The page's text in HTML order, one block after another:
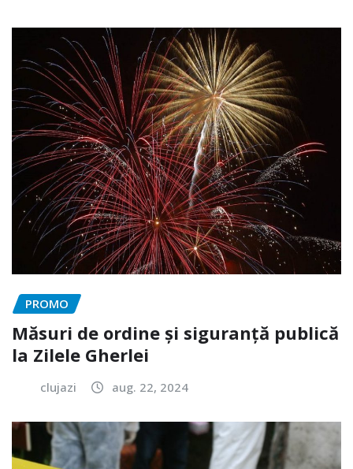
PROMO
Măsuri de ordine și siguranță publică
la Zilele Gherlei
clujazi aug. 22, 2024